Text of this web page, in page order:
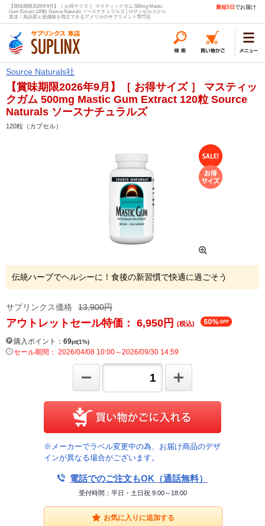
【賞味期限2026年9月】［ お得サイズ ］ マスティックガム 500mg Mastic
Gum Extract 120粒 Source Naturals ソースナチュラルズ | ロサンゼルスから
直送！高品質と低価格を両立できるアメリカのサプリメント専門店
最短5日 でお届け
Source Naturals社
【賞味期限2026年9月】［ お得サイズ ］ マスティッ
クガム 500mg Mastic Gum Extract 120粒 Source
Naturals ソースナチュラルズ
120粒（カプセル）
伝統ハーブでヘルシーに！食後の新習慣で快適に過ごそう
サプリンクス価格 13,900円
アウトレットセール特価： 6,950 円 (税込)
購入ポイント： 69pt(1%)
セール期間： 2026/04/08 10:00～2026/09/30 14:59
※メーカーでラベル変更中の為、お届け商品のデザ
インが異なる場合がございます。
電話でのご注文もOK（通話無料）
受付時間：平日・土日祝 9:00～18:00
お気に入りに追加する